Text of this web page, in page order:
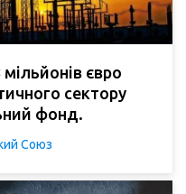
євро
сектору
фонд.
Союз